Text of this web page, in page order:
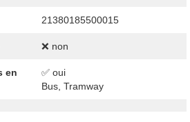
21380185500015
❌ non
en
✅ oui
Bus, Tramway